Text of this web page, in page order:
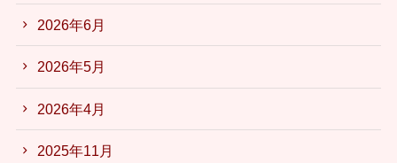
2026年6月
2026年5月
2026年4月
2025年11月